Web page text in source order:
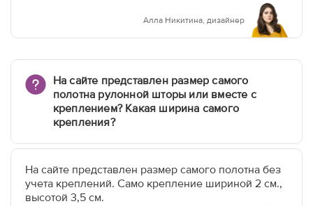
Алла Никитина, дизайнер
На сайте представлен размер самого
полотна рулонной шторы или вместе с
креплением? Какая ширина самого
крепления?
На сайте представлен размер самого полотна без
учета креплений. Само крепление шириной 2 см.,
высотой 3,5 см.